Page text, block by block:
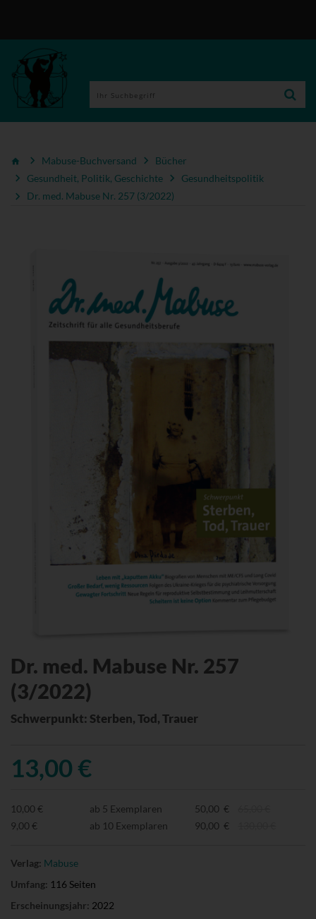
Mabuse-Buchversand
Bücher
Gesundheit, Politik, Geschichte
Gesundheitspolitik
Dr. med. Mabuse Nr. 257 (3/2022)
Dr. med. Mabuse Nr. 257
(3/2022)
Schwerpunkt: Sterben, Tod, Trauer
13,00 €
10,00 € ab 5 Exemplaren 50,00 €
9,00 €
ab 10 Exemplaren 90,00 €
Verlag: Mabuse
Umfang: 116 Seiten
Erscheinungsjahr: 2022